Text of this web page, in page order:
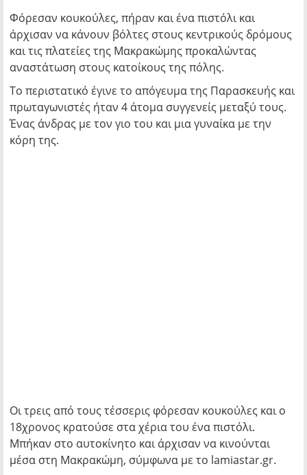
Φόρεσαν κουκούλες, πήραν και ένα πιστόλι και
άρχισαν να κάνουν βόλτες στους κεντρικούς δρόμους
και τις πλατείες της Μακρακώμης προκαλώντας
αναστάτωση στους κατοίκους της πόλης.
Το περιστατικό έγινε το απόγευμα της Παρασκευής και
πρωταγωνιστές ήταν 4 άτομα συγγενείς μεταξύ τους.
Ένας άνδρας με τον γιο του και μια γυναίκα με την
κόρη της.
Οι τρεις από τους τέσσερις φόρεσαν κουκούλες και ο
18χρονος κρατούσε στα χέρια του ένα πιστόλι.
Μπήκαν στο αυτοκίνητο και άρχισαν να κινούνται
μέσα στη Μακρακώμη, σύμφωνα με το lamiastar.gr.